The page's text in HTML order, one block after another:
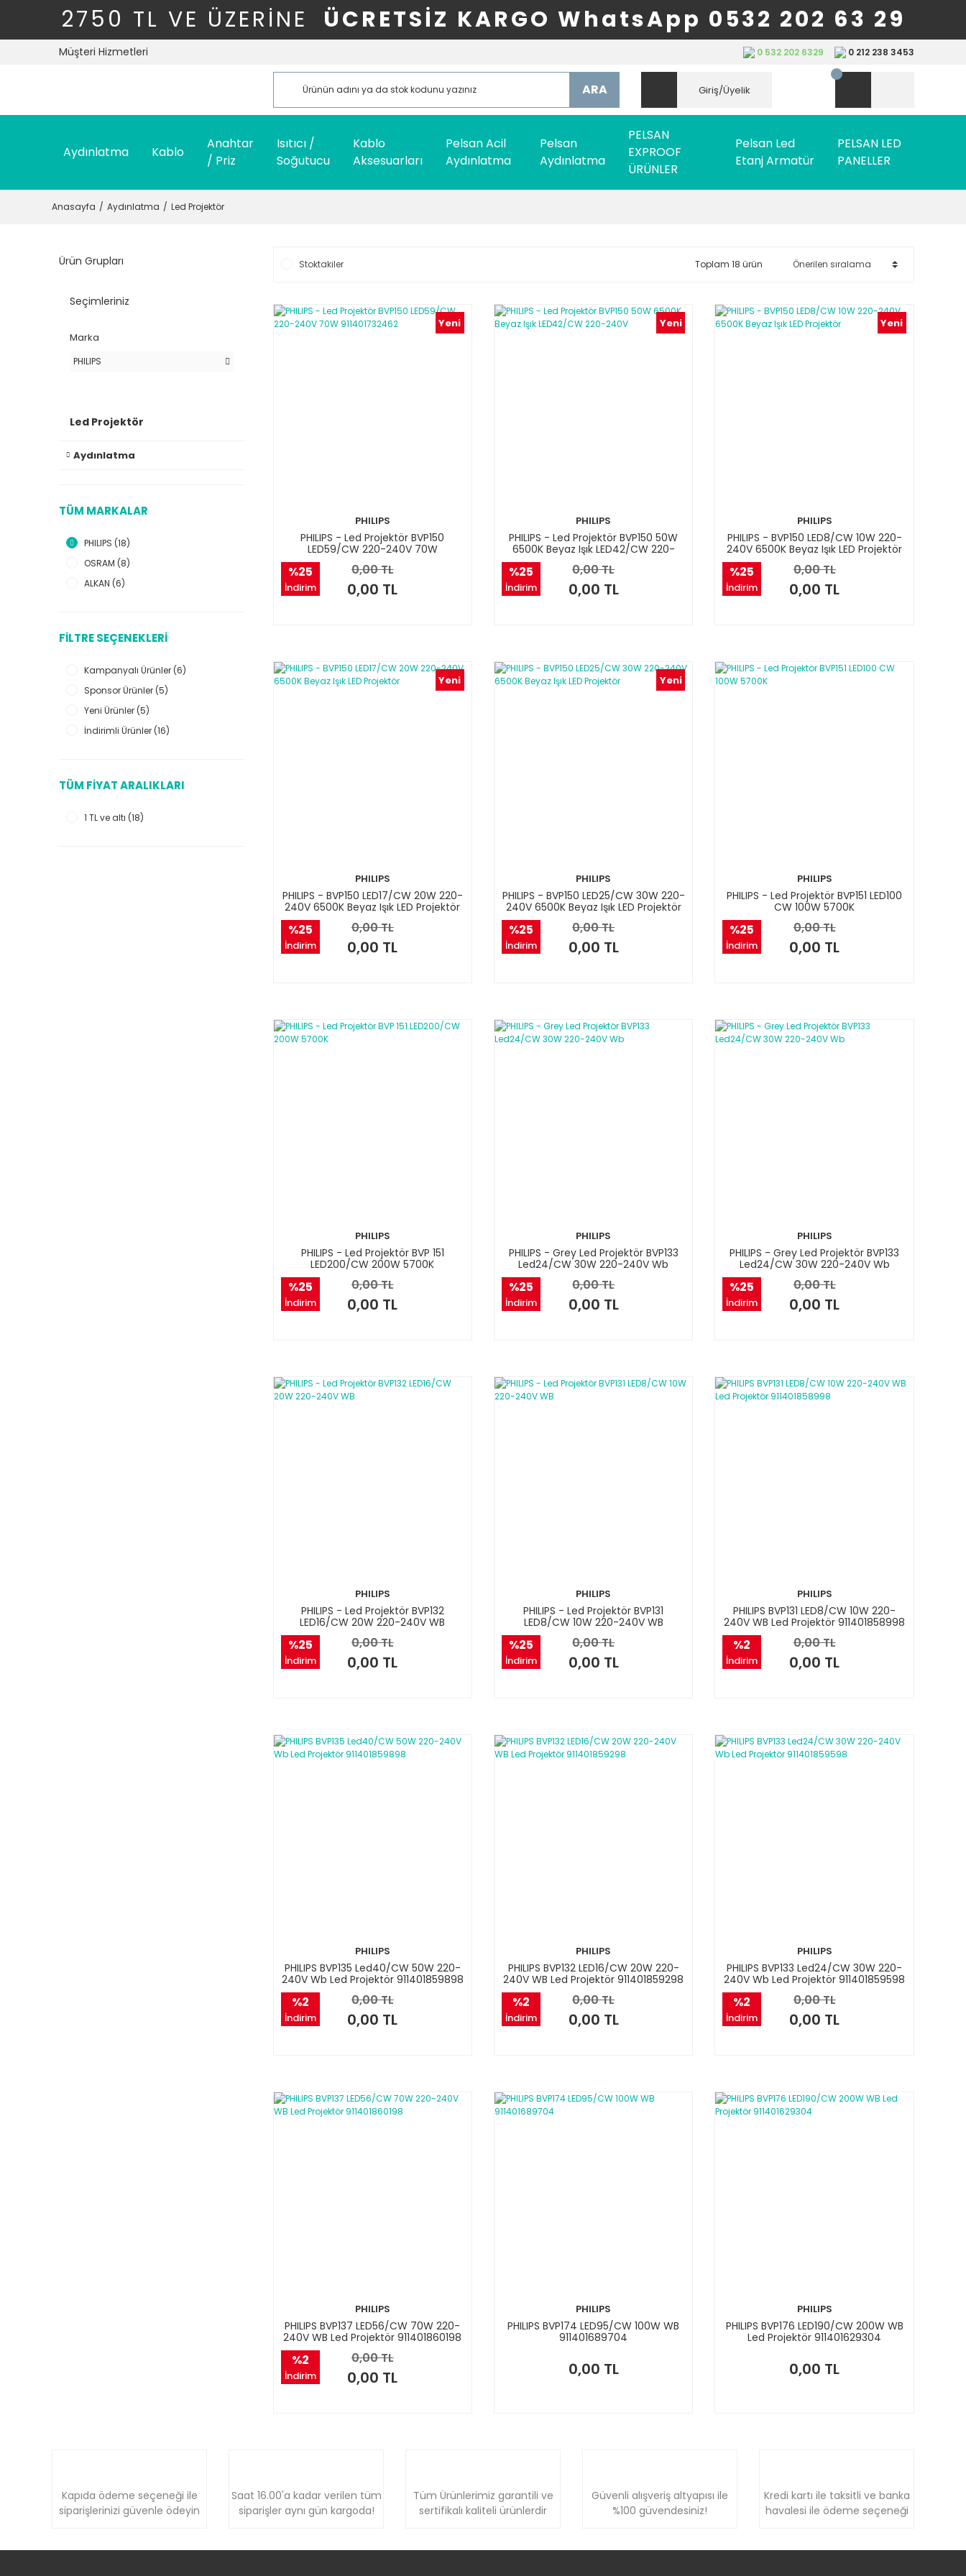
2750 TL VE ÜZERİNE ÜCRETSİZ KARGO WhatsApp 0532 202 63 29
Müşteri Hizmetleri 0 532 202 6329 0 212 238 3453
ARA Giriş/Üyelik
Aydınlatma Kablo
Anahtar
/ Priz
Isıtıcı /
Soğutucu
Kablo
Aksesuarları
Pelsan Acil
Aydınlatma
Pelsan
Aydınlatma
PELSAN
EXPROOF
ÜRÜNLER
Pelsan Led
Etanj Armatür
PELSAN LED
PANELLER
Anasayfa Aydınlatma Led Projektör
Ürün Grupları
Seçimleriniz
Marka
PHILIPS
Led Projektör
Aydınlatma
TÜM MARKALAR
PHILIPS (18)
OSRAM (8)
ALKAN (6)
FILTRE SEÇENEKLERI
Kampanyalı Ürünler (6)
Sponsor Ürünler (5)
Yeni Ürünler (5)
İndirimli Ürünler (16)
TÜM FIYAT ARALIKLARI
1 TL ve altı (18)
Stoktakiler Toplam 18 ürün
Yeni
%25
İndirim
PHILIPS
PHILIPS - Led Projektör BVP150
LED59/CW 220-240V 70W
0,00 TL
0,00 TL
Yeni
%25
İndirim
PHILIPS
PHILIPS - Led Projektör BVP150 50W
6500K Beyaz Işık LED42/CW 220-
0,00 TL
0,00 TL
Yeni
%25
İndirim
PHILIPS
PHILIPS - BVP150 LED8/CW 10W 220-
240V 6500K Beyaz Işık LED Projektör
0,00 TL
0,00 TL
Yeni
%25
İndirim
PHILIPS
PHILIPS - BVP150 LED17/CW 20W 220-
240V 6500K Beyaz Işık LED Projektör
0,00 TL
0,00 TL
Yeni
%25
İndirim
PHILIPS
PHILIPS - BVP150 LED25/CW 30W 220-
240V 6500K Beyaz Işık LED Projektör
0,00 TL
0,00 TL
%25
İndirim
PHILIPS
PHILIPS - Led Projektör BVP151 LED100
CW 100W 5700K
0,00 TL
0,00 TL
%25
İndirim
PHILIPS
PHILIPS - Led Projektör BVP 151
LED200/CW 200W 5700K
0,00 TL
0,00 TL
%25
İndirim
PHILIPS
PHILIPS - Grey Led Projektör BVP133
Led24/CW 30W 220-240V Wb
0,00 TL
0,00 TL
%25
İndirim
PHILIPS
PHILIPS - Grey Led Projektör BVP133
Led24/CW 30W 220-240V Wb
0,00 TL
0,00 TL
%25
İndirim
PHILIPS
PHILIPS - Led Projektör BVP132
LED16/CW 20W 220-240V WB
0,00 TL
0,00 TL
%25
İndirim
PHILIPS
PHILIPS - Led Projektör BVP131
LED8/CW 10W 220-240V WB
0,00 TL
0,00 TL
%2
İndirim
PHILIPS
PHILIPS BVP131 LED8/CW 10W 220-
240V WB Led Projektör 911401858998
0,00 TL
0,00 TL
%2
İndirim
PHILIPS
PHILIPS BVP135 Led40/CW 50W 220-
240V Wb Led Projektör 911401859898
0,00 TL
0,00 TL
%2
İndirim
PHILIPS
PHILIPS BVP132 LED16/CW 20W 220-
240V WB Led Projektör 911401859298
0,00 TL
0,00 TL
%2
İndirim
PHILIPS
PHILIPS BVP133 Led24/CW 30W 220-
240V Wb Led Projektör 911401859598
0,00 TL
0,00 TL
%2
İndirim
PHILIPS
PHILIPS BVP137 LED56/CW 70W 220-
240V WB Led Projektör 911401860198
0,00 TL
0,00 TL
PHILIPS
PHILIPS BVP174 LED95/CW 100W WB
911401689704
0,00 TL
PHILIPS
PHILIPS BVP176 LED190/CW 200W WB
Led Projektör 911401629304
0,00 TL
Kapıda ödeme seçeneği ile
siparişlerinizi güvenle ödeyin
Saat 16.00'a kadar verilen tüm
siparişler aynı gün kargoda!
Tüm Ürünlerimiz garantili ve
sertifikalı kaliteli ürünlerdir
Güvenli alışveriş altyapısı ile
%100 güvendesiniz!
Kredi kartı ile taksitli ve banka
havalesi ile ödeme seçeneği